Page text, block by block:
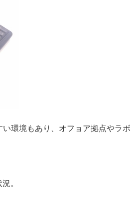
環境もあり、オフョア拠点やラボ
。